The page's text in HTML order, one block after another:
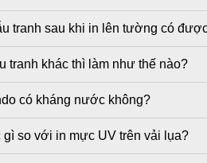
tranh sau khi in lên tường có
tranh khác thì làm như thế nào?
có kháng nước không?
gì so với in mực UV trên vải lụa?